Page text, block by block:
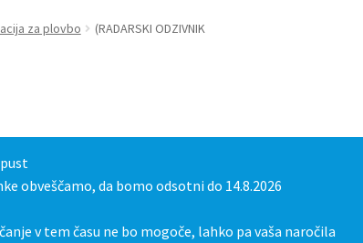
za plovbo (RADARSKI ODZIVNIK
obveščamo, da bomo odsotni do 14.8.2026
v tem času ne bo mogoče, lahko pa vaša naročila